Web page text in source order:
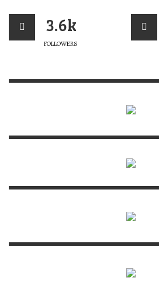
3.6k
FOLLOWERS